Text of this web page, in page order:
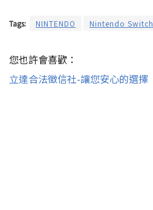
Tags: NINTENDO Nintendo Switch
您也許會喜歡：
立達合法徵信社-讓您安心的選擇